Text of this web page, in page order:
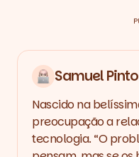
Samuel Pinto
Nascido na
preocupação a
tecnologia. “O